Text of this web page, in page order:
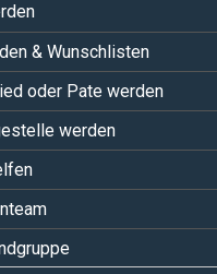
& Wunschlisten
oder Pate werden
werden